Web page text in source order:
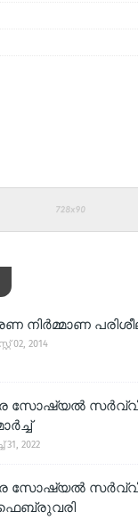
നിര്‍മ്മാണ
02, 2014
സോഷ്യല്‍
31, 2022
സോഷ്യല്‍
ഫെബ്രുവരി